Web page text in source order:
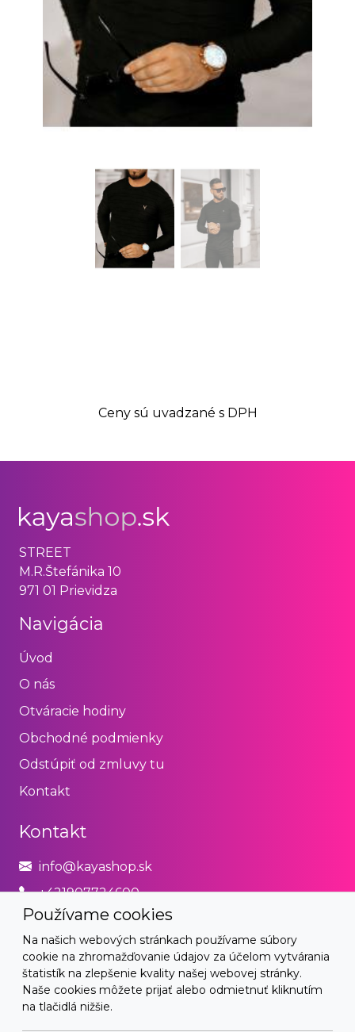
Ceny sú uvadzané s DPH
Používame cookies
Na našich webových stránkach používame súbory
cookie na zhromažďovanie údajov za účelom vytvárania
štatistík na zlepšenie kvality našej webovej stránky.
Naše cookies môžete prijať alebo odmietnuť kliknutím
na tlačidlá nižšie.
STREET
M.R.Štefánika 10
971 01 Prievidza
Navigácia
Úvod
O nás
Otváracie hodiny
Obchodné podmienky
Odstúpiť od zmluvy tu
Kontakt
Kontakt
info@kayashop.sk
+421907724600
Právne
Obchodné podmienky
Zásady používania cookies